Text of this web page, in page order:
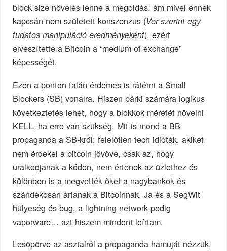
block size növelés lenne a megoldás, ám mivel ennek
kapcsán nem született konszenzus (Ver szerint egy
tudatos manipuláció eredményeként), ezért
elveszítette a Bitcoin a “medium of exchange”
képességét.
Ezen a ponton talán érdemes is rátérni a Small
Blockers (SB) vonalra. Hiszen bárki számára logikus
következtetés lehet, hogy a blokkok méretét növelni
KELL, ha erre van szükség. Mit is mond a BB
propaganda a SB-kről: felelőtlen tech idióták, akiket
nem érdekel a bitcoin jövőve, csak az, hogy
uralkodjanak a kódon, nem értenek az üzlethez és
különben is a megvették őket a nagybankok és
szándékosan ártanak a Bitcoinnak. Ja és a SegWit
hülyeség és bug, a lightning network pedig
vaporware… azt hiszem mindent leírtam.
Lesöpörve az asztalról a propaganda hamuját nézzük,